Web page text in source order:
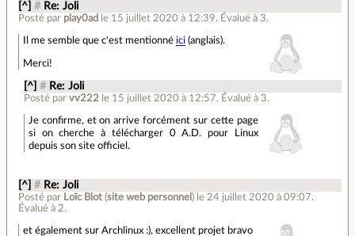
[^] # Re: Joli
Posté par play0ad le 15 juillet 2020 à 12:39. Évalué à 3.
Il me semble que c'est mentionnéici (anglais).
Merci!
[^] # Re: Joli
Posté par vv222 le 15 juillet 2020 à 12:57. Évalué à 3.
Je confirme, et on arrive forcément sur cette page
si on cherche à télécharger 0 A.D. pour Linux
depuis son site officiel.
[^] # Re: Joli
Posté par Loïc Blot (site web personnel ) le 24 juillet 2020 à 09:07.
Évalué à 2.
et également sur Archlinux :), excellent projet bravo